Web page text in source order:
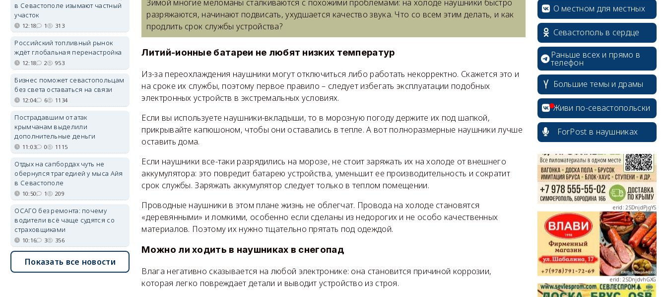
Зимой многие меломаны сталкиваются с похожими проблемами: на холоде наушники быстро
разряжаются, начинают подвисать, ухудшается качество звука. Что со всем этим делать, и как
продлить срок службы устройства?
Литий-ионные батареи не любят низких температур
Из-за переохлаждения наушники могут отключиться либо работать некорректно. Скажется это и
на сроке их службы, поэтому первое правило – следует избегать эксплуатации подобных
электронных устройств в экстремальных условиях.
Если вы используете наушники-вкладыши, то в морозную погоду держите их под шапкой,
прикрывайте капюшоном, чтобы они оставались в тепле. А вот полноразмерные наушники лучше
оставить дома.
Если наушники все-таки разрядились на морозе, не стоит заряжать их на холоде от внешнего
аккумулятора: это повредит батарею устройства, уменьшит ее производительность и сократит
срок службы. Заряжать аккумулятор следует только в теплом помещении.
Проводные наушники в этом плане жизнь не облегчат. Провода на холоде становятся
«деревянными» и ломкими, особенно если сделаны из недорогих и не особо качественных
материалов. Поэтому их нужно тщательно прятать под одеждой.
Можно ли ходить в наушниках в снегопад
Влага негативно сказывается на любой электронике: она становится причиной коррозии,
которая легко повреждает детали и выводит устройство из строя.
в Севастополе изымают частный
участок
12:18 1 313
Российский топливный рынок
ждёт глобальная перенастройка
12:18 2 953
Бизнес поможет севастопольцам
без света оставаться на связи
12:04 6 1134
Пострадавшим от атак
крымчанам выделили
дополнительные деньги
11:03 0 1115
Отдых на сапбордах чуть не
обернулся трагедией у мыса Айя
в Севастополе
10:50 1 209
ОСАГО без ремонта: почему
водители всё чаще судятся со
страховщиками
10:16 3 356
Показать все новости
О местном для местных
Севастополь в сердце
Раньше всех и прямо в
телефон
Большие темы и драмы
Живи по-севастопольски
ForPost в наушниках
erid: 2SDnjcrDNw6
erid: 2SDnjdPjgYS
erid: 2SDnjdvhGXG